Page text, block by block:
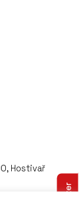
Hostivař